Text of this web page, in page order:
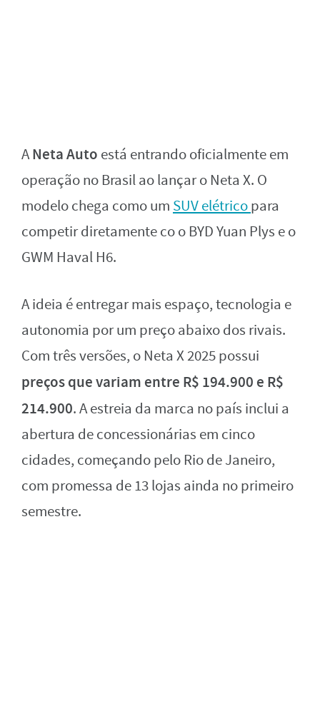
ANeta Auto está entrando oficialmente em
operação no Brasil ao lançar o Neta X. O
modelo chega como um SUV elétricopara
competir diretamente co o BYD Yuan Plys e o
GWM Haval H6.
A ideia é entregar mais espaço, tecnologia e
autonomia por um preço abaixo dos rivais.
Com três versões, o Neta X 2025 possui
preços que variam entre R$ 194.900 e R$
214.900. A estreia da marca no país inclui a
abertura de concessionárias em cinco
cidades, começando pelo Rio de Janeiro,
com promessa de 13 lojas ainda no primeiro
semestre.